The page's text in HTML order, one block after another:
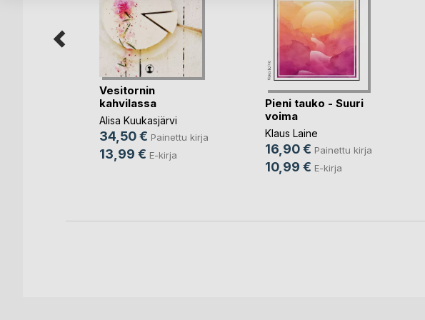
Vesitornin
kahvilassa
Alisa Kuukasjärvi
34,50 € Painettu kirja
13,99 € E-kirja
Pieni tauko - Suuri
voima
Klaus Laine
16,90 € Painettu kirja
10,99 € E-kirja